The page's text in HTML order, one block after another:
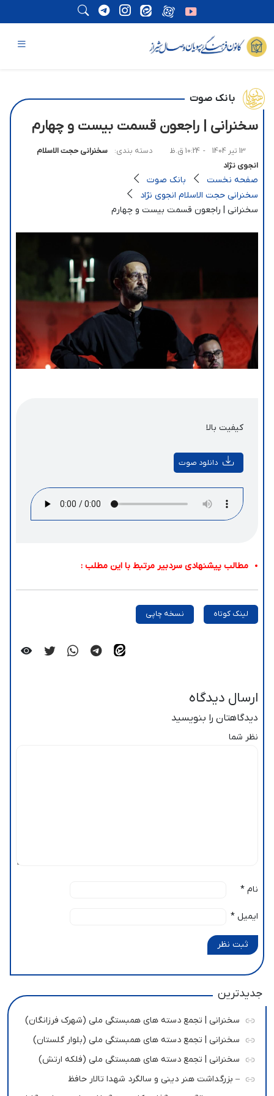
بانک صوت
سخنرانی | راجعون قسمت بیست و چهارم
13 تیر 1404 - 10:24 ق.ظ دسته بندی:
سخنرانی حجت الاسلام
انجوی نژاد
صفحه نخست
بانک صوت
سخنرانی حجت الاسلام انجوی نژاد
سخنرانی | راجعون قسمت بیست و چهارم
کیفیت بالا
دانلود صوت
مطالب پیشنهادی سردبیر مرتبط با این مطلب :
لینک کوتاه نسخه چاپی
ارسال دیدگاه
دیدگاهتان را بنویسید
نظر شما
نام *
ایمیل *
ثبت نظر
جدیدترین
سخنرانی | تجمع دسته های همبستگی ملی (شهرک فرزانگان)
سخنرانی | تجمع دسته های همبستگی ملی (بلوار گلستان)
سخنرانی | تجمع دسته های همبستگی ملی (فلکه ارتش)
– بزرگداشت هنر دینی و سالگرد شهدا تالار حافظ